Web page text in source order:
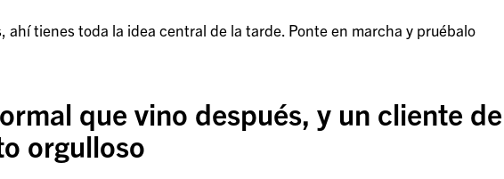
ahí tienes toda la idea central de la tarde. Ponte en marcha y pruébalo
que vino después, y un cliente
orgulloso